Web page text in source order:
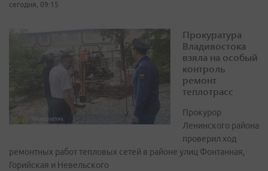
сегодня, 09:15
Прокуратура
Владивостока
взяла на особый
контроль
ремонт
теплотрасс
Прокурор
Ленинского района
проверил ход
ремонтных работ тепловых сетей в районе улиц Фонтанная,
Горийская и Невельского